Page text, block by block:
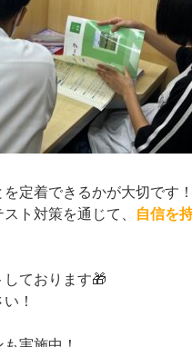
定着できるかが大切です！
ト対策を通じて、
自信を
しております🎁
！